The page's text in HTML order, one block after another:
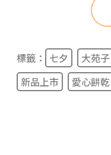
標籤： 七夕 大苑子
新品上市
愛心餅乾